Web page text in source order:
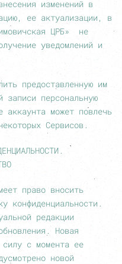
изменений в
ее актуализации, в
ЦРБ» не
уведомлений и
предоставленную им
записи персональную
аккаунта может повлечь
Сервисов.
право вносить
конфиденциальности.
редакции
Новая
силу с момента ее
новой